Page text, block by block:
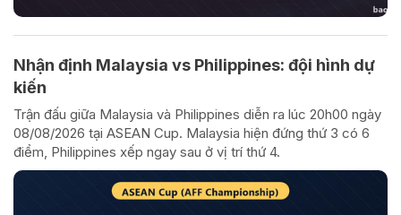
Nhận định Malaysia vs Philippines: đội hình dự
kiến
Trận đấu giữa Malaysia và Philippines diễn ra lúc 20h00 ngày
08/08/2026 tại ASEAN Cup. Malaysia hiện đứng thứ 3 có 6
điểm, Philippines xếp ngay sau ở vị trí thứ 4.